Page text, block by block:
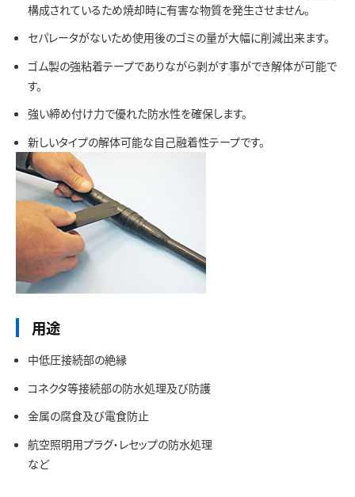
構成されているため焼却時に有害な物質を発生させません。
セパレータがないため使用後のゴミの量が大幅に削減出来ます。
ゴム製の強粘着テープでありながら剥がす事ができ解体が可能で
す。
強い締め付け力で優れた防水性を確保します。
新しいタイプの解体可能な自己融着性テープです。
用途
中低圧接続部の絶縁
コネクタ等接続部の防水処理及び防護
金属の腐食及び電食防止
航空照明用プラグ・レセップの防水処理
など